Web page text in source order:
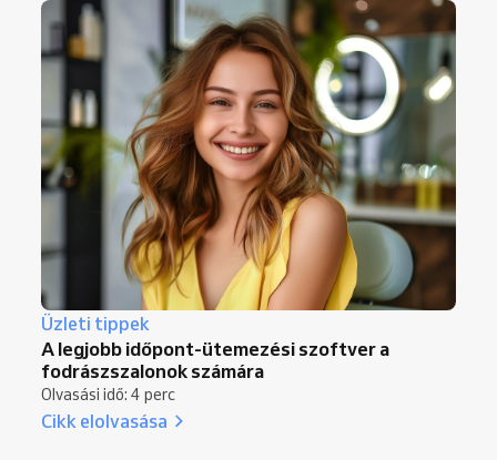
Üzleti tippek
A legjobb időpont-ütemezési szoftver a
fodrászszalonok számára
Olvasási idő: 4 perc
Cikk elolvasása